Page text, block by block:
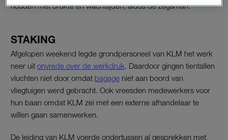
houden met drukte en wachttijden, aldus de zegsman.
STAKING
Afgelopen weekend legde grondpersoneel van KLM het werk
neer uit onvrede over de werkdruk . Daardoor gingen tientallen
vluchten niet door omdat bagage niet aan boord van
vliegtuigen werd gebracht. Ook vreesden medewerkers voor
hun baan omdat KLM zei met een externe afhandelaar te
willen gaan samenwerken.
De leiding van KLM voerde ondertussen al gesprekken met